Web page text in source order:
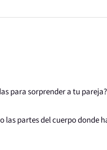
para sorprender a tu
las partes del cuerpo donde